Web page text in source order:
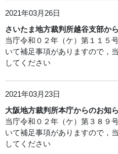
2021年03月26日
さいたま地方裁判所越谷支部か
当庁令和０２年（ケ）第１１
いて補足事項がありますので，
してください
2021年03月23日
大阪地方裁判所本庁からのお知
当庁令和０２年（ケ）第３８
いて補足事項がありますので，
してください